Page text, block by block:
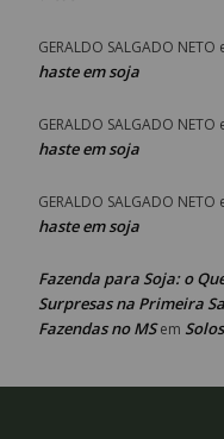
GERALDO SALGADO NETO
haste em soja
GERALDO SALGADO NETO
haste em soja
GERALDO SALGADO NETO
haste em soja
Fazenda para Soja: o
Surpresas na Primeira
Fazendas no MSem